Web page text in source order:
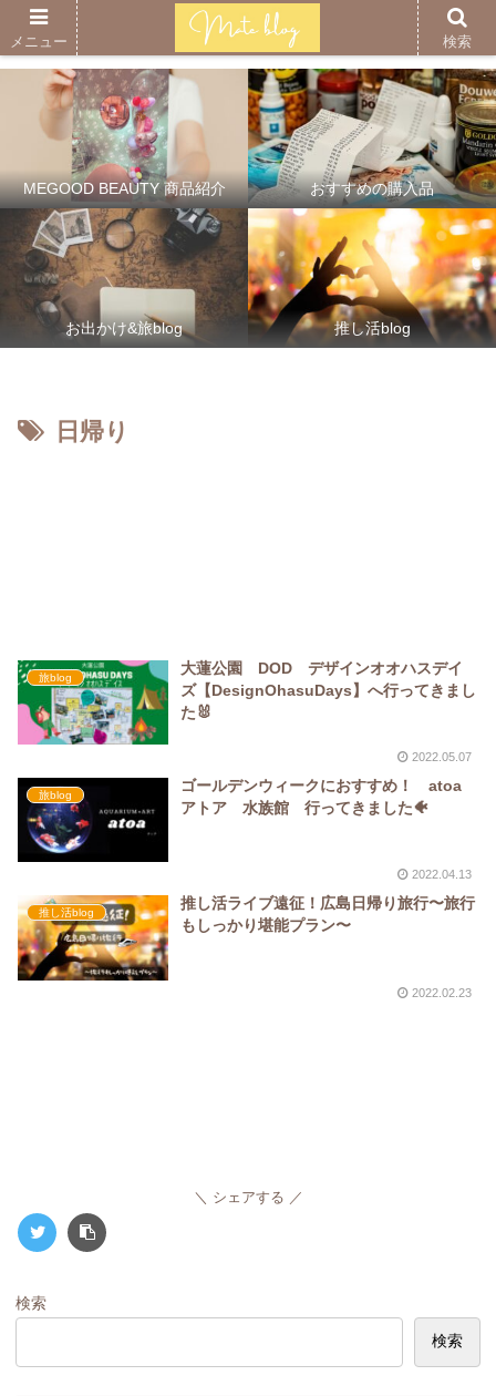
MEGOOD BEAUTY 商品紹介 おすすめの購入品
お出かけ&旅blog 推し活blog
日帰り
旅blog
大蓮公園 DOD デザインオオハスデイ
ズ【DesignOhasuDays】へ行ってきまし
た🐰
2022.05.07
旅blog
ゴールデンウィークにおすすめ！ atoa
アトア 水族館 行ってきました🐠
2022.04.13
推し活blog
推し活ライブ遠征！広島日帰り旅行〜旅行
もしっかり堪能プラン〜
2022.02.23
シェアする
検索
検索
メニュー 検索